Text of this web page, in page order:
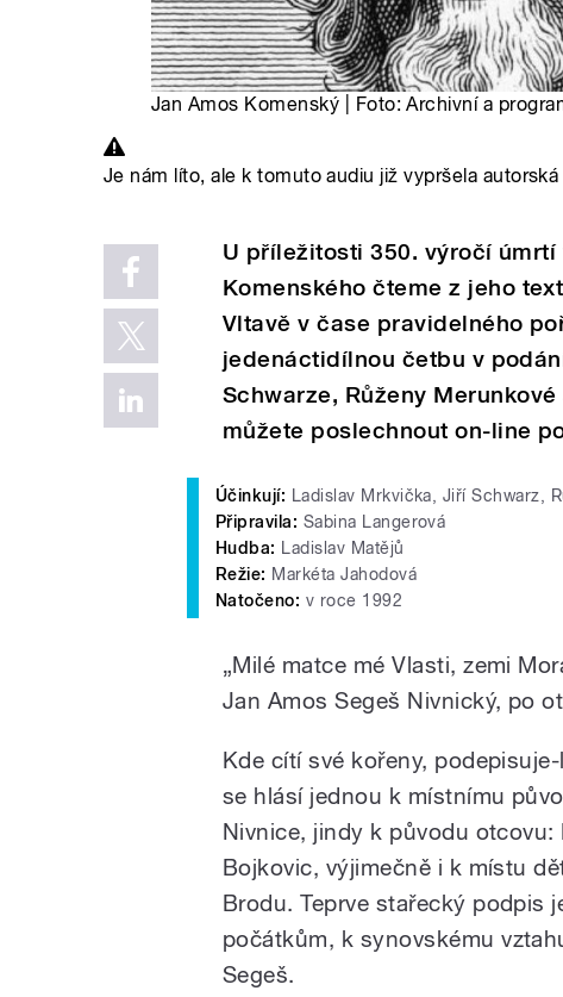
Jan Amos Komenský | Foto: Archivní a
Je nám líto, ale k tomuto audiu již vypršela autorská
U příležitosti 350. výročí
Komenského čteme z jeho
Vltavě v čase pravidelného
jedenáctidílnou četbu v
Schwarze, Růženy
můžete poslechnout on-line
Účinkují: Ladislav Mrkvička, Jiří Schwarz,
Připravila: Sabina Langerová
Hudba: Ladislav Matějů
Režie: Markéta Jahodová
Natočeno: v roce 1992
„Milé matce mé Vlasti, zemi
Jan Amos Segeš Nivnický, po
Kde cítí své kořeny,
se hlásí jednou k místnímu
Nivnice, jindy k původu
Bojkovic, výjimečně i k místu
Brodu. Teprve stařecký podpis
počátkům, k synovskému
Segeš.